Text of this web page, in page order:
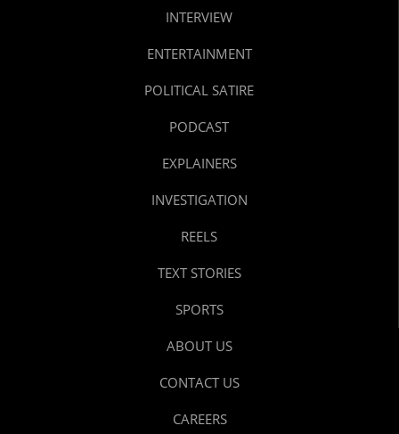
INTERVIEW
ENTERTAINMENT
POLITICAL SATIRE
PODCAST
EXPLAINERS
INVESTIGATION
REELS
TEXT STORIES
SPORTS
ABOUT US
CONTACT US
CAREERS